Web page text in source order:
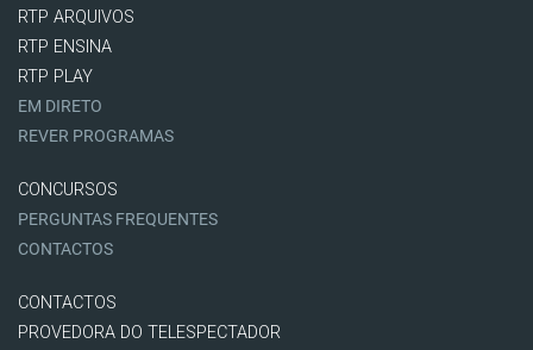
RTP ARQUIVOS
RTP ENSINA
RTP PLAY
EM DIRETO
REVER PROGRAMAS
CONCURSOS
PERGUNTAS FREQUENTES
CONTACTOS
CONTACTOS
PROVEDORA DO TELESPECTADOR